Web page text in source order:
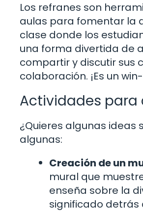
Los refranes son
aulas para fomentar la
clase donde los
una forma divertida de
compartir y discutir sus
colaboración. ¡Es un
Actividades para
¿Quieres algunas ideas
algunas:
Creación de un
mural que
enseña sobre la
significado detrás